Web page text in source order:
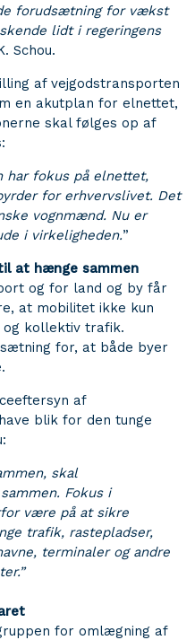
forudsætning for vækst
lidt i regeringens
Schou.
af vejgodstransporten
en akutplan for elnettet,
skal følges op af
har fokus på elnettet,
for erhvervslivet. Det
vognmænd. Nu er
i virkeligheden.”
at hænge sammen
og for land og by får
at mobilitet ikke kun
kollektiv trafik.
for, at både byer
af
blik for den tunge
skal
Fokus i
være på at sikre
trafik, rastepladser,
terminaler og andre
for omlægning af